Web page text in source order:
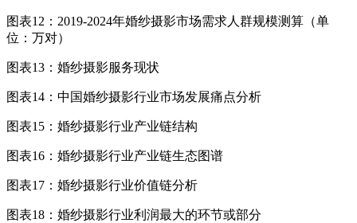
图表12：2019-2024年婚纱摄影市场需求人群规模测算（单
位：万对）
图表13：婚纱摄影服务现状
图表14：中国婚纱摄影行业市场发展痛点分析
图表15：婚纱摄影行业产业链结构
图表16：婚纱摄影行业产业链生态图谱
图表17：婚纱摄影行业价值链分析
图表18：婚纱摄影行业利润最大的环节或部分